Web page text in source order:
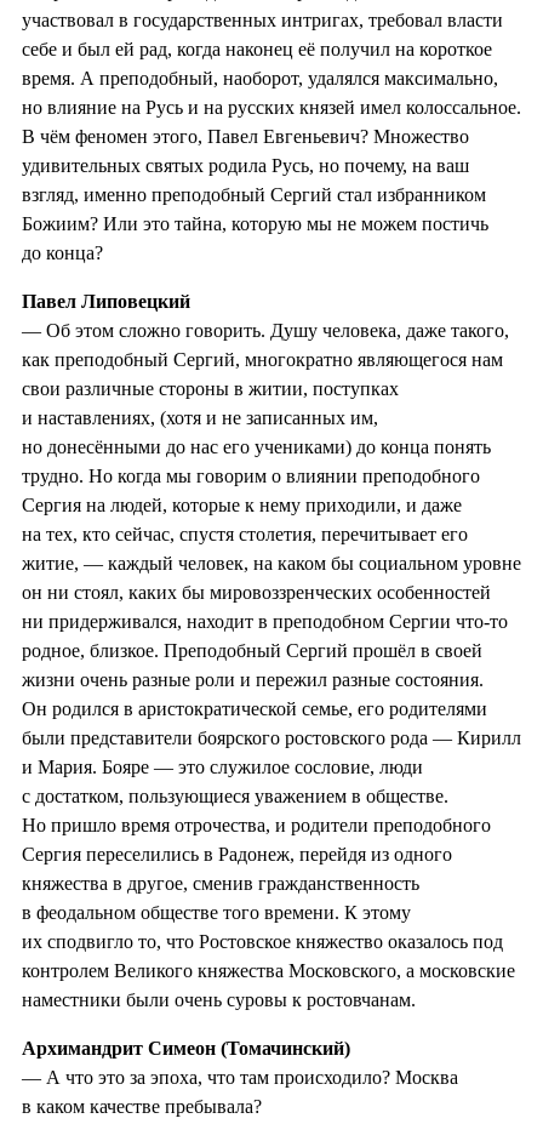
участвовал в государственных интригах, требовал власти
себе и был ей рад, когда наконец её получил на короткое
время. А преподобный, наоборот, удалялся максимально,
но влияние на Русь и на русских князей имел колоссальное.
В чём феномен этого, Павел Евгеньевич? Множество
удивительных святых родила Русь, но почему, на ваш
взгляд, именно преподобный Сергий стал избранником
Божиим? Или это тайна, которую мы не можем постичь
до конца?
Павел Липовецкий
— Об этом сложно говорить. Душу человека, даже такого,
как преподобный Сергий, многократно являющегося нам
свои различные стороны в житии, поступках
и наставлениях, (хотя и не записанных им,
но донесёнными до нас его учениками) до конца понять
трудно. Но когда мы говорим о влиянии преподобного
Сергия на людей, которые к нему приходили, и даже
на тех, кто сейчас, спустя столетия, перечитывает его
житие, — каждый человек, на каком бы социальном уровне
он ни стоял, каких бы мировоззренческих особенностей
ни придерживался, находит в преподобном Сергии что-то
родное, близкое. Преподобный Сергий прошёл в своей
жизни очень разные роли и пережил разные состояния.
Он родился в аристократической семье, его родителями
были представители боярского ростовского рода — Кирилл
и Мария. Бояре — это служилое сословие, люди
с достатком, пользующиеся уважением в обществе.
Но пришло время отрочества, и родители преподобного
Сергия переселились в Радонеж, перейдя из одного
княжества в другое, сменив гражданственность
в феодальном обществе того времени. К этому
их сподвигло то, что Ростовское княжество оказалось под
контролем Великого княжества Московского, а московские
наместники были очень суровы к ростовчанам.
Архимандрит Симеон (Томачинский)
— А что это за эпоха, что там происходило? Москва
в каком качестве пребывала?